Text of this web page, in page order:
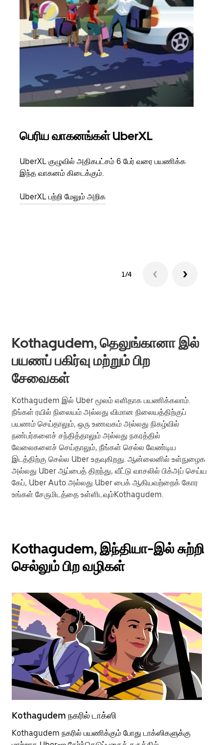
பெரிய வாகனங்கள் UberXL
UberXL குழுவில் அதிகபட்சம் 6 பேர் வரை பயணிக்க
இந்த வாகனம் கிடைக்கும்.
UberXL பற்றி மேலும் அறிக
1/4
Kothagudem, தெலுங்கானா இல்
பயணப் பகிர்வு மற்றும் பிற
சேவைகள்
Kothagudem இல் Uber மூலம் எளிதாக பயணிக்கலாம்.
நீங்கள் ரயில் நிலையம் அல்லது விமான நிலையத்திற்குப்
பயணம் செய்தாலும், ஒரு உணவகம் அல்லது நிகழ்வில்
நண்பர்களைச் சந்தித்தாலும் அல்லது நகரத்தில்
வேலைகளைச் செய்தாலும், நீங்கள் செல்ல வேண்டிய
இடத்திற்கு செல்ல Uber உதவுகிறது. ஆன்லைனில் உள்நுழைக
அல்லது Uber ஆப்பைத் திறந்து, வீட்டு வாசலில் பிக்அப் செய்ய
கேப், Uber Auto அல்லது Uber பைக் ஆகியவற்றைக் கோர
உங்கள் சேருமிடத்தை உள்ளிடவும்Kothagudem.
Kothagudem, இந்தியா-இல் சுற்றி
செல்லும் பிற வழிகள்
Kothagudem நகரில் டாக்ஸி
Kothagudem நகரில் பயணிக்கும் போது டாக்ஸிகளுக்கு